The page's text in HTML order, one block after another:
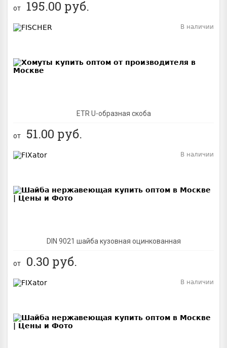
от 195.00 руб.
ETR U-образная скоба
В наличии
от 51.00 руб.
DIN 9021 шайба кузовная оцинкованная
В наличии
от 0.30 руб.
В наличии